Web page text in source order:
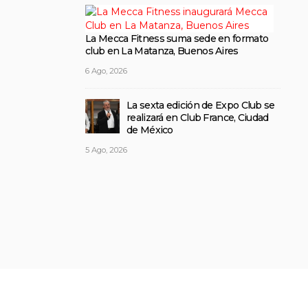
La Mecca Fitness suma sede en formato
club en La Matanza, Buenos Aires
6 Ago, 2026
La sexta edición de Expo Club se
realizará en Club France, Ciudad
de México
5 Ago, 2026